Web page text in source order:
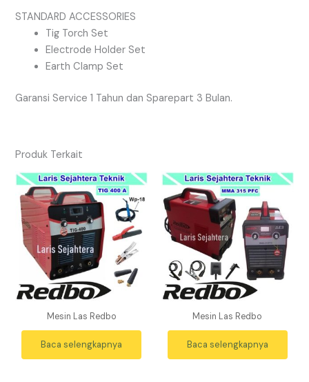
STANDARD ACCESSORIES
Tig Torch Set
Electrode Holder Set
Earth Clamp Set
Garansi Service 1 Tahun dan Sparepart 3 Bulan.
Produk Terkait
Mesin Las Redbo
Baca selengkapnya
Mesin Las Redbo
Baca selengkapnya